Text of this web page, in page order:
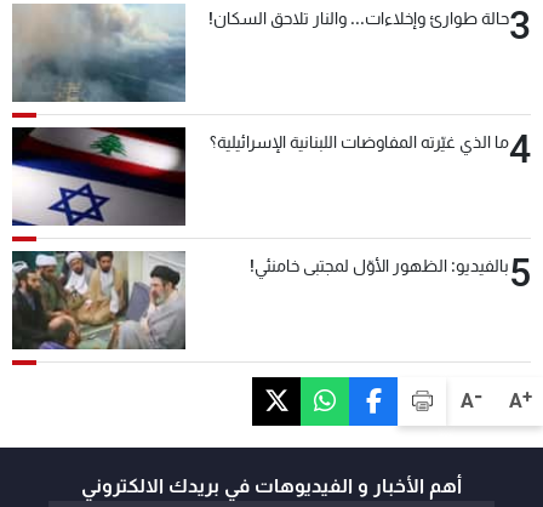
A+
A-
3حالة طوارئ وإخلاءات... والنار تلاحق السكان!
4ما الذي غيّرته المفاوضات اللبنانية الإسرائيلية؟
5بالفيديو: الظهور الأوّل لمجتبى خامنئي!
أهم الأخبار و الفيديوهات في بريدك الالكتروني